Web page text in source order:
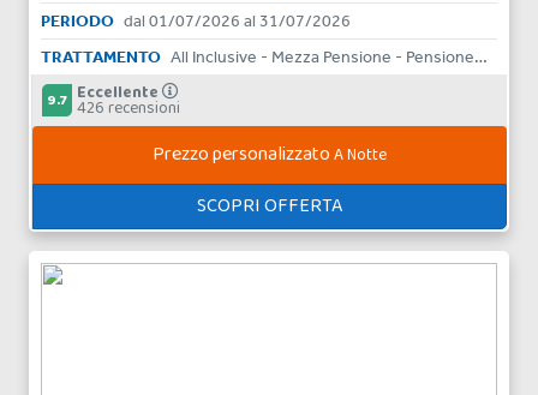
PERIODO dal 01/07/2026 al 31/07/2026
TRATTAMENTO
All Inclusive - Mezza Pensione - Pensione Completa - Bed & Breakfast - Solo Pernottamento
9.7 Eccellente
426 recensioni
Prezzo personalizzatoA Notte
SCOPRI OFFERTA